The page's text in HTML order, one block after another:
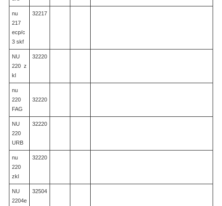
nu
217
ecp/c
3 skf
32217
NU
220 z
kl
32220
nu
220
FAG
32220
NU
220
URB
32220
nu
220
zkl
32220
NU
2204e
32504